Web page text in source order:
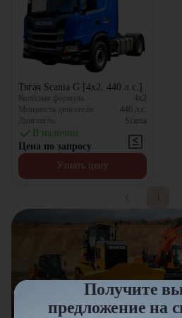
Тягач Scania G [4x2, 440 л.с.]
Колёсная формула:
4x2
Мощность двигателя:
440 л.с.
Двигатель:
Scania
В наличии
Цена по запросу
Узнать цену
Получите
предложение на